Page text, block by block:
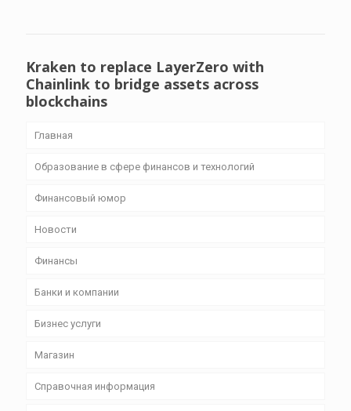
Kraken to replace LayerZero with
Chainlink to bridge assets across
blockchains
Главная
Образование в сфере финансов и технологий
Финансовый юмор
Новости
Финансы
Банки и компании
Бизнес уcлуги
Магазин
Справочная информация